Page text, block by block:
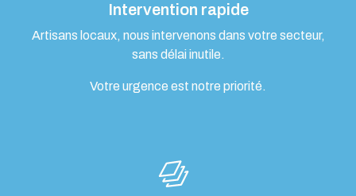
Intervention rapide
Artisans locaux, nous intervenons dans votre secteur,
sans délai inutile.
Votre urgence est notre priorité.